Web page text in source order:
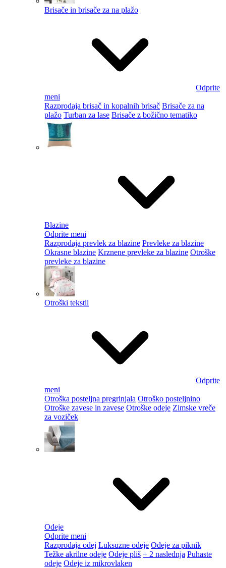
Brisače in brisače za na plažo
Odprite
meni
Razprodaja brisač in kopalnih brisač Brisače za na
plažo Turban za lase Brisače z božično tematiko
Blazine
Odprite meni
Razprodaja prevlek za blazine Prevleke za blazine
Okrasne blazine Krznene prevleke za blazine Otroške
prevleke za blazine
Otroški tekstil
Odprite
meni
Otroška posteljna pregrinjala Otroško posteljnino
Otroške zavese in zavese Otroške odeje Zimske vreče
za voziček
Odeje
Odprite meni
Razprodaja odej Luksuzne odeje Odeje za piknik
Težke akrilne odeje Odeje pliš + 2 naslednja Puhaste
odeje Odeje iz mikrovlaken